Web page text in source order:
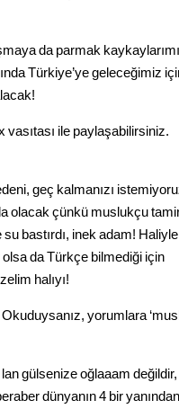
da parmak
Türkiye’ye geleceğimiz
vasıtası ile paylaşabilirsiniz.
geç kalmanızı
olacak çünkü muslukçu
bastırdı, inek adam! Haliyle
da Türkçe bilmediği için
halıyı!
yorumlara
gülsenize oğlaaam değildir,
dünyanın 4 bir